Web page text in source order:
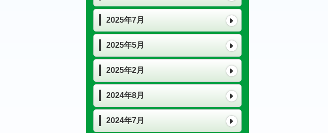
2025年7月
2025年5月
2025年2月
2024年8月
2024年7月